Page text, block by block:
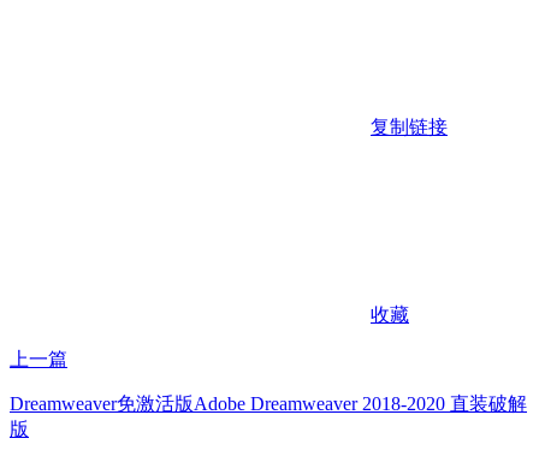
复制链接
收藏
上一篇
Dreamweaver免激活版Adobe Dreamweaver 2018-2020 直装破解
版